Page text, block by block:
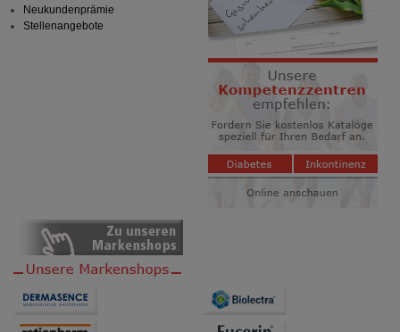
Neukundenprämie
Stellenangebote